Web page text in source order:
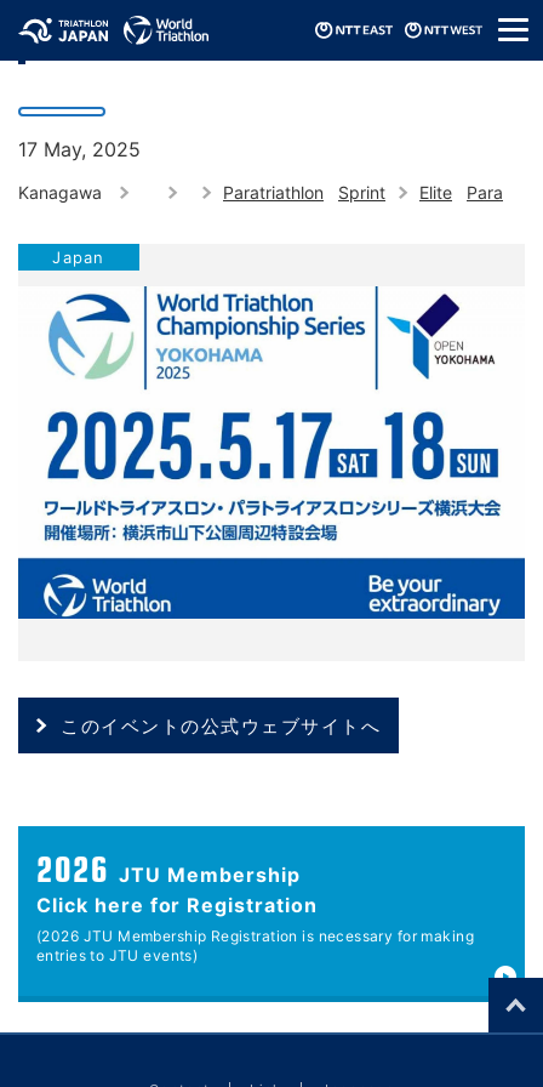
メ
ニ
2025 World Triathlon Para Series Yokohama
17 May, 2025
Kanagawa Paratriathlon Sprint Elite Para
Japan
このイベントの公式ウェブサイトへ
2026 JTU Membership
Click here for Registration
(2026 JTU Membership Registration is necessary for making
entries to JTU events)